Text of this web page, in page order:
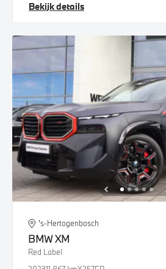
Bekijk details
's-Hertogenbosch
BMWXM
Red Label